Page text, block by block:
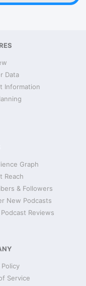
Data
Information
Graph
Reach
& Followers
New Podcasts
Reviews
Policy
Service